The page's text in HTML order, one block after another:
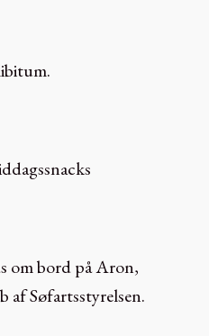
om bord på Aron,
af Søfartsstyrelsen.